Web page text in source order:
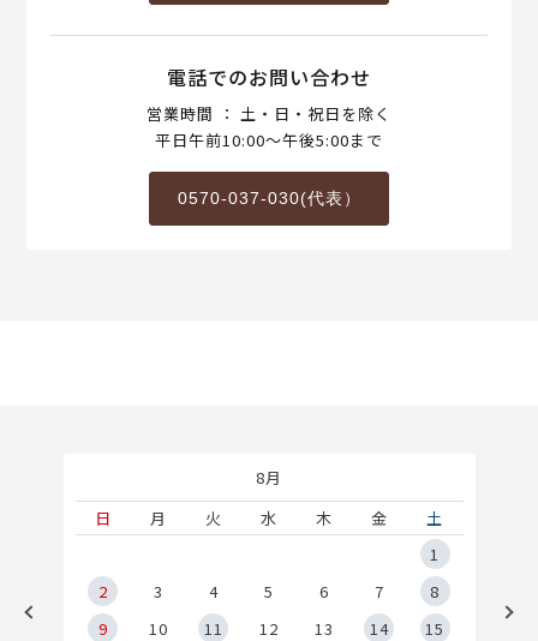
電話でのお問い合わせ
営業時間 ： 土・日・祝日を除く
平日午前10:00～午後5:00まで
0570-037-030(代表）
8月
日
月 火 水 木 金
土
1
2
3 4 5 6 7
8
9
10 11 12 13 14
15